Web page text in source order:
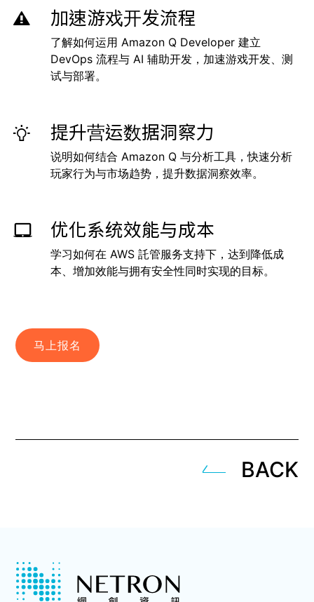
加速游戏开发流程
了解如何运用 Amazon Q Developer 建立
DevOps 流程与 AI 辅助开发，加速游戏开发、测
试与部署。
提升营运数据洞察力
说明如何结合 Amazon Q 与分析工具，快速分析
玩家行为与市场趋势，提升数据洞察效率。
优化系统效能与成本
学习如何在 AWS 託管服务支持下，达到降低成
本、增加效能与拥有安全性同时实现的目标。
马上报名
BACK